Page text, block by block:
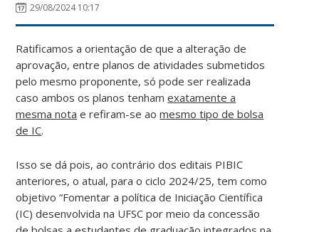
29/08/2024 10:17
Ratificamos a orientação de que a alteração de
aprovação, entre planos de atividades submetidos
pelo mesmo proponente, só pode ser realizada
caso ambos os planos tenhamexatamente a
mesma nota e refiram-se aomesmo tipo de bolsa
de IC.
Isso se dá pois, ao contrário dos editais PIBIC
anteriores, o atual, para o ciclo 2024/25, tem como
objetivo “Fomentar a política de Iniciação Científica
(IC) desenvolvida na UFSC por meio da concessão